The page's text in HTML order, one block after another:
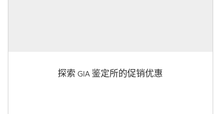
探索 GIA 鉴定所的促销优惠